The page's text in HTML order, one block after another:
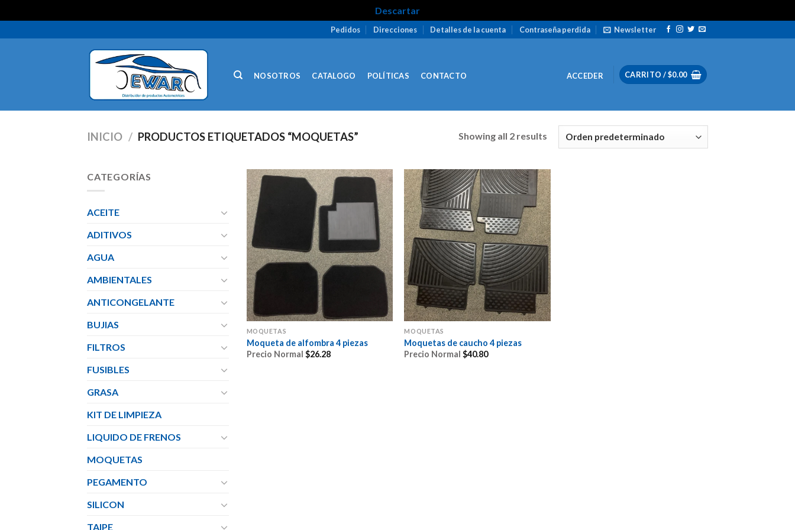
Descartar
Pedidos Direcciones Detalles de la cuenta Contraseña perdida Newsletter
NOSOTROS CATALOGO POLÍTICAS CONTACTO ACCEDER CARRITO /$0.00
INICIO / PRODUCTOS ETIQUETADOS “MOQUETAS” Showing all 2 results
CATEGORÍAS
ACEITE
ADITIVOS
AGUA
AMBIENTALES
ANTICONGELANTE
BUJIAS
FILTROS
FUSIBLES
GRASA
KIT DE LIMPIEZA
LIQUIDO DE FRENOS
MOQUETAS
PEGAMENTO
SILICON
TAIPE
MOQUETAS
Moqueta de alfombra 4 piezas
Precio Normal $26.28
MOQUETAS
Moquetas de caucho 4 piezas
Precio Normal$40.80